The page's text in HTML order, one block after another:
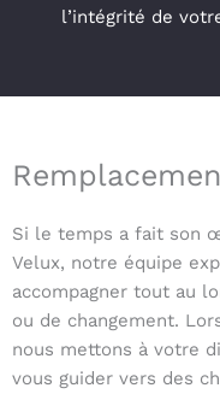
l’intégrité de
Si le temps a fait son
Velux, notre équipe
accompagner tout au
ou de changement.
nous mettons à votre
vous guider vers des